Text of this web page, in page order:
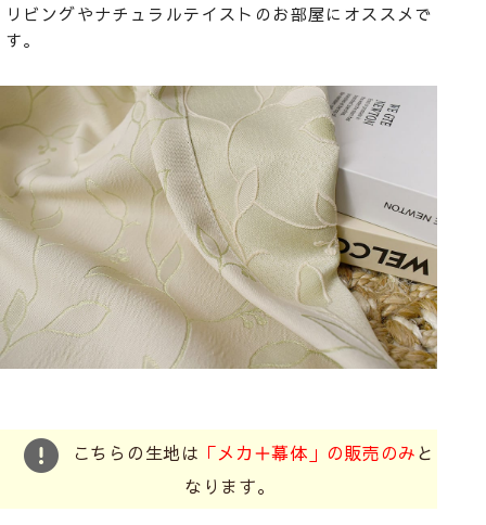
リビングやナチュラルテイストのお部屋にオススメで
す。
こちらの生地は 「メカ＋幕体」の販売のみと
なります。